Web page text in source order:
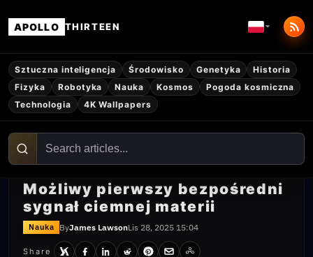
APOLLO THIRTEEN
Sztuczna inteligencja Środowisko Genetyka
Historia
Fizyka
Robotyka Nauka Kosmos
Pogoda kosmiczna
Technologia
4K Wallpapers
Możliwy pierwszy bezpośredni
sygnał ciemnej materii
Nauka ByJames LawsonLis 28, 2025 15:04
Share